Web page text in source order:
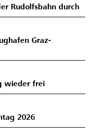
Rudolfsbahn durch
Graz-
wieder frei
2026